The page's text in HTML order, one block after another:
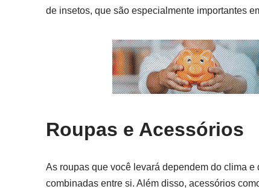
de insetos, que são especialmente importantes
Roupas e Acessórios
As roupas que você levará dependem do clima
combinadas entre si. Além disso, acessórios